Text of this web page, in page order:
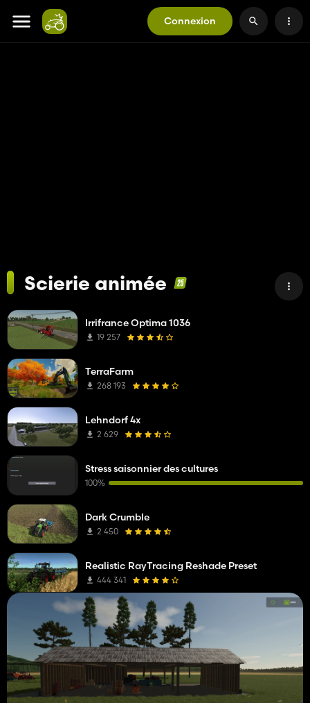
Connexion
Scierie animée
Irrifrance Optima 1036
19 257
TerraFarm
268 193
Lehndorf 4x
2 629
Stress saisonnier des cultures
100%
Dark Crumble
2 450
Realistic RayTracing Reshade Preset
444 341